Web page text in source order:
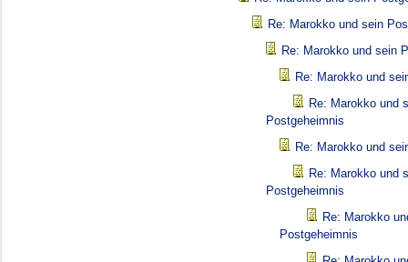
Re: Marokko und sein
Re: Marokko und sein
Re: Marokko und
Re: Marokko und
Postgeheimnis
Re: Marokko und
Re: Marokko und
Postgeheimnis
Re: Marokko
Postgeheimnis